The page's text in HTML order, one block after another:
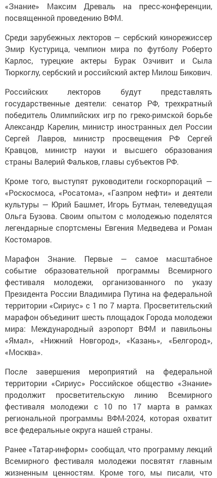
«Знание» Максим Древаль на пресс-конференции,
посвященной проведению ВФМ.
Среди зарубежных лекторов — сербский кинорежиссер
Эмир Кустурица, чемпион мира по футболу Роберто
Карлос, турецкие актеры Бурак Озчивит и Сыла
Тюркоглу, сербский и российский актер Милош Бикович.
Российских лекторов будут представлять
государственные деятели: сенатор РФ, трехкратный
победитель Олимпийских игр по греко-римской борьбе
Александр Карелин, министр иностранных дел России
Сергей Лавров, министр просвещения РФ Сергей
Кравцов, министр науки и высшего образования
страны Валерий Фальков, главы субъектов РФ.
Кроме того, выступят руководители госкорпораций —
«Роскосмоса, «Росатома», «Газпром нефти» и деятели
культуры — Юрий Башмет, Игорь Бутман, телеведущая
Ольга Бузова. Своим опытом с молодежью поделятся
легендарные спортсмены Евгения Медведева и Роман
Костомаров.
Марафон Знание. Первые — самое масштабное
событие образовательной программы Всемирного
фестиваля молодежи, организованного по указу
Президента России Владимира Путина на федеральной
территории «Сириус» с 1 по 7 марта. Просветительский
марафон объединит шесть площадок Города молодежи
мира: Международный аэропорт ВФМ и павильоны
«Ямал», «Нижний Новгород», «Казань», «Белгород»,
«Москва».
После завершения мероприятий на федеральной
территории «Сириус» Российское общество «Знание»
продолжит просветительскую линию Всемирного
фестиваля молодежи с 10 по 17 марта в рамках
региональной программы ВФМ-2024, которая охватит
все федеральные округа нашей страны.
Ранее «Татар-информ» сообщал, что программу лекций
Всемирного фестиваля молодежи посвятят главным
жизненным ценностям. Кроме того, мы писали, что